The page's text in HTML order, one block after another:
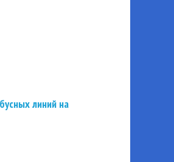
линий на